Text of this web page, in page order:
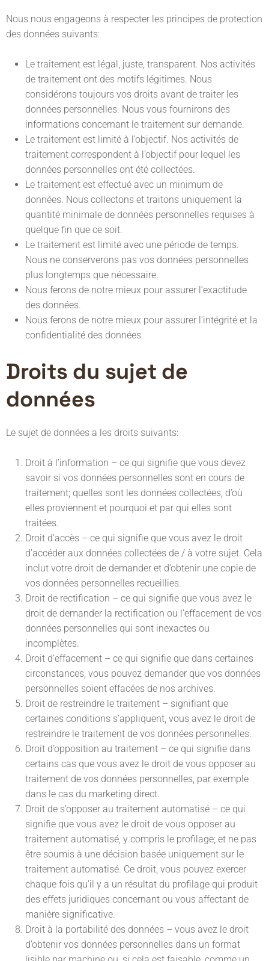
Nous nous engageons à respecter les principes de protection
des données suivants:
Le traitement est légal, juste, transparent. Nos activités
de traitement ont des motifs légitimes. Nous
considérons toujours vos droits avant de traiter les
données personnelles. Nous vous fournirons des
informations concernant le traitement sur demande.
Le traitement est limité à l’objectif. Nos activités de
traitement correspondent à l’objectif pour lequel les
données personnelles ont été collectées.
Le traitement est effectué avec un minimum de
données. Nous collectons et traitons uniquement la
quantité minimale de données personnelles requises à
quelque fin que ce soit.
Le traitement est limité avec une période de temps.
Nous ne conserverons pas vos données personnelles
plus longtemps que nécessaire.
Nous ferons de notre mieux pour assurer l’exactitude
des données.
Nous ferons de notre mieux pour assurer l’intégrité et la
confidentialité des données.
Droits du sujet de
données
Le sujet de données a les droits suivants:
Droit à l’information – ce qui signifie que vous devez
savoir si vos données personnelles sont en cours de
traitement; quelles sont les données collectées, d’où
elles proviennent et pourquoi et par qui elles sont
traitées.
Droit d’accès – ce qui signifie que vous avez le droit
d’accéder aux données collectées de / à votre sujet. Cela
inclut votre droit de demander et d’obtenir une copie de
vos données personnelles recueillies.
Droit de rectification – ce qui signifie que vous avez le
droit de demander la rectification ou l’effacement de vos
données personnelles qui sont inexactes ou
incomplètes.
Droit d’effacement – ce qui signifie que dans certaines
circonstances, vous pouvez demander que vos données
personnelles soient effacées de nos archives.
Droit de restreindre le traitement – signifiant que
certaines conditions s’appliquent, vous avez le droit de
restreindre le traitement de vos données personnelles.
Droit d’opposition au traitement – ce qui signifie dans
certains cas que vous avez le droit de vous opposer au
traitement de vos données personnelles, par exemple
dans le cas du marketing direct.
Droit de s’opposer au traitement automatisé – ce qui
signifie que vous avez le droit de vous opposer au
traitement automatisé, y compris le profilage; et ne pas
être soumis à une décision basée uniquement sur le
traitement automatisé. Ce droit, vous pouvez exercer
chaque fois qu’il y a un résultat du profilage qui produit
des effets juridiques concernant ou vous affectant de
manière significative.
Droit à la portabilité des données – vous avez le droit
d’obtenir vos données personnelles dans un format